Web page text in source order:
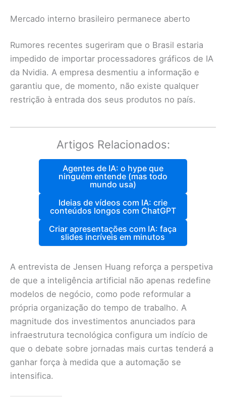
Mercado interno brasileiro permanece aberto
Rumores recentes sugeriram que o Brasil estaria
impedido de importar processadores gráficos de IA
da Nvidia. A empresa desmentiu a informação e
garantiu que, de momento, não existe qualquer
restrição à entrada dos seus produtos no país.
Artigos Relacionados:
Agentes de IA: o hype que
ninguém entende (mas todo
mundo usa)
Ideias de vídeos com IA: crie
conteúdos longos com ChatGPT
Criar apresentações com IA: faça
slides incríveis em minutos
A entrevista de Jensen Huang reforça a perspetiva
de que a inteligência artificial não apenas redefine
modelos de negócio, como pode reformular a
própria organização do tempo de trabalho. A
magnitude dos investimentos anunciados para
infraestrutura tecnológica configura um indício de
que o debate sobre jornadas mais curtas tenderá a
ganhar força à medida que a automação se
intensifica.